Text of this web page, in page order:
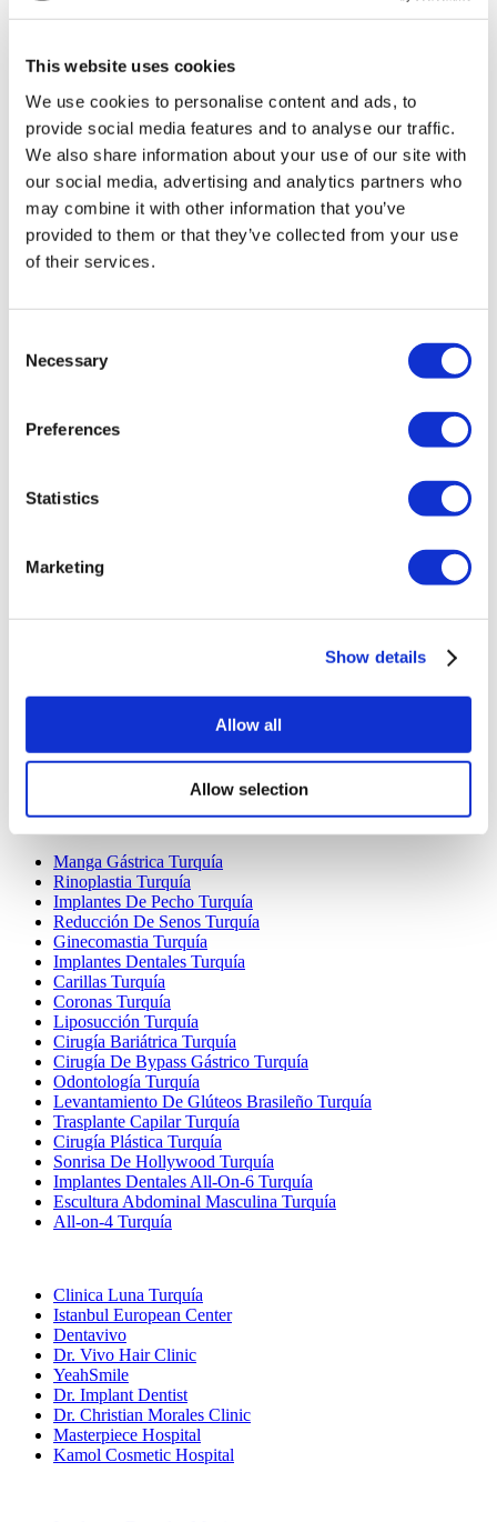
This website uses cookies
We use cookies to personalise content and ads, to
provide social media features and to analyse our traffic.
We also share information about your use of our site with
our social media, advertising and analytics partners who
may combine it with other information that you’ve
provided to them or that they’ve collected from your use
of their services.
Selection
Necessary
Preferences
Statistics
Marketing
Show details
Allow all
Allow selection
TÜRSAB – Las transacciones en flymedi.com son
12276).
salud certificada en turismo de salud.
¿Cómo funciona?
Guía Preoperatoria
Autores & revisores
Flymedi Programa de Referidos
Planes De Pago
PQRS
Términos y Condiciones
Agregue Su Clínica
Thailand Clínicas
Hungary Clínicas
Manga Gástrica Turquía
Rinoplastia Turquía
Implantes De Pecho Turquía
Reducción De Senos Turquía
Ginecomastia Turquía
Implantes Dentales Turquía
Carillas Turquía
Coronas Turquía
Liposucción Turquía
Cirugía Bariátrica Turquía
Cirugía De Bypass Gástrico Turquía
Odontología Turquía
Levantamiento De Glúteos Brasileño Turquía
Trasplante Capilar Turquía
Cirugía Plástica Turquía
Sonrisa De Hollywood Turquía
Implantes Dentales All-On-6 Turquía
Escultura Abdominal Masculina Turquía
All-on-4 Turquía
Clinica Luna Turquía
Istanbul European Center
Dentavivo
Dr. Vivo Hair Clinic
YeahSmile
Dr. Implant Dentist
Dr. Christian Morales Clinic
Masterpiece Hospital
Kamol Cosmetic Hospital